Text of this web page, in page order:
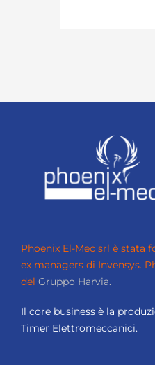
Phoenix El-Mec srl è stata
ex managers di Invensys.
del Gruppo Harvia.
Il core business è la
Timer Elettromeccanici.